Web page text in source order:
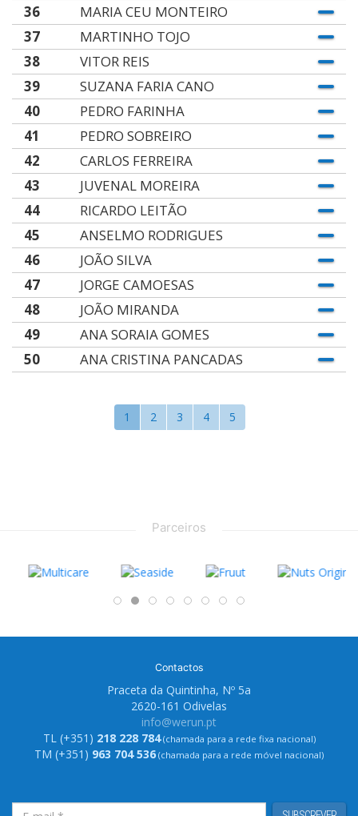
36
MARIA CEU MONTEIRO
37
MARTINHO TOJO
38
VITOR REIS
39
SUZANA FARIA CANO
40
PEDRO FARINHA
41
PEDRO SOBREIRO
42
CARLOS FERREIRA
43
JUVENAL MOREIRA
44
RICARDO LEITÃO
45
ANSELMO RODRIGUES
46
JOÃO SILVA
47
JORGE CAMOESAS
48
JOÃO MIRANDA
49
ANA SORAIA GOMES
50
ANA CRISTINA PANCADAS
1 2 3 4 5
Parceiros
Contactos
Praceta da Quintinha, Nº 5a
2620-161 Odivelas
info@werun.pt
TL (+351) 218 228 784(chamada para a rede fixa nacional)
TM (+351) 963 704 536 (chamada para a rede móvel nacional)